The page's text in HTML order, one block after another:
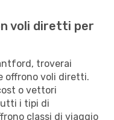
voli diretti per
troverai
offrono voli diretti.
o vettori
i tipi di
classi di viaggio